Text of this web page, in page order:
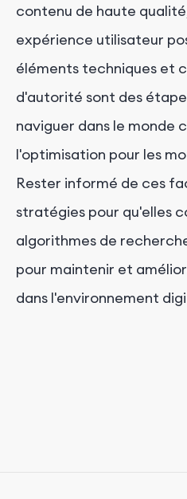
contenu de haute
expérience utilisateur
éléments techniques et
d'autorité sont des
naviguer dans le monde
l'optimisation pour les
Rester informé de ces
stratégies pour qu'elles
algorithmes de
pour maintenir et
dans l'environnement